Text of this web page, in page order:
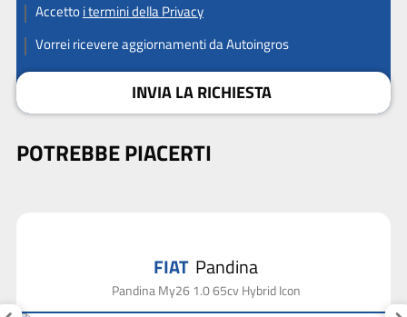
Accettoi termini della Privacy
Vorrei ricevere aggiornamenti da Autoingros
INVIA LA RICHIESTA
POTREBBE PIACERTI
FIAT Pandina
Pandina My26 1.0 65cv Hybrid Icon